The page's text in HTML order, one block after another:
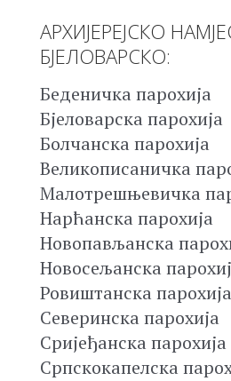
АРХИЈЕРЕЈСКО
БЈЕЛОВАРСКО:
Беденичка парохија
Бјеловарска парохија
Болчанска парохија
Великописаничка
Малотрешњевичка
Нарћанска парохија
Новопављанска
Новосељанска
Ровиштанска парохија
Северинска парохија
Сријеђанска парохија
Српскокапелска